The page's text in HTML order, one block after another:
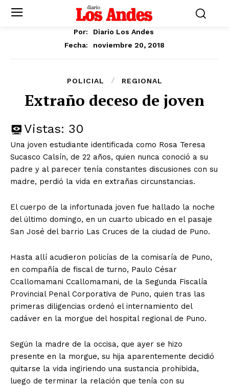
Por:
Diario Los Andes
Fecha:
noviembre 20, 2018
POLICIAL REGIONAL
Extraño deceso de joven
Vistas: 30
Una joven estudiante identificada como Rosa Teresa
Sucasco Calsín, de 22 años, quien nunca conoció a su
padre y al parecer tenía constantes discusiones con su
madre, perdió la vida en extrañas circunstancias.
El cuerpo de la infortunada joven fue hallado la noche
del último domingo, en un cuarto ubicado en el pasaje
San José del barrio Las Cruces de la ciudad de Puno.
Hasta allí acudieron policías de la comisaría de Puno,
en compañía de fiscal de turno, Paulo César
Ccallomamani Ccallomamani, de la Segunda Fiscalía
Provincial Penal Corporativa de Puno, quien tras las
primeras diligencias ordenó el internamiento del
cadáver en la morgue del hospital regional de Puno.
Según la madre de la occisa, que ayer se hizo
presente en la morgue, su hija aparentemente decidió
quitarse la vida ingiriendo una sustancia prohibida,
luego de terminar la relación que tenía con su